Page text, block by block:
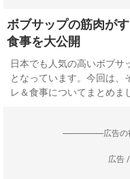
ボブサップの筋肉が
食事を大公開
日本でも人気の高いボブサ
となっています。今回は、
レ＆食事についてまとめま
--------------------広告
広告